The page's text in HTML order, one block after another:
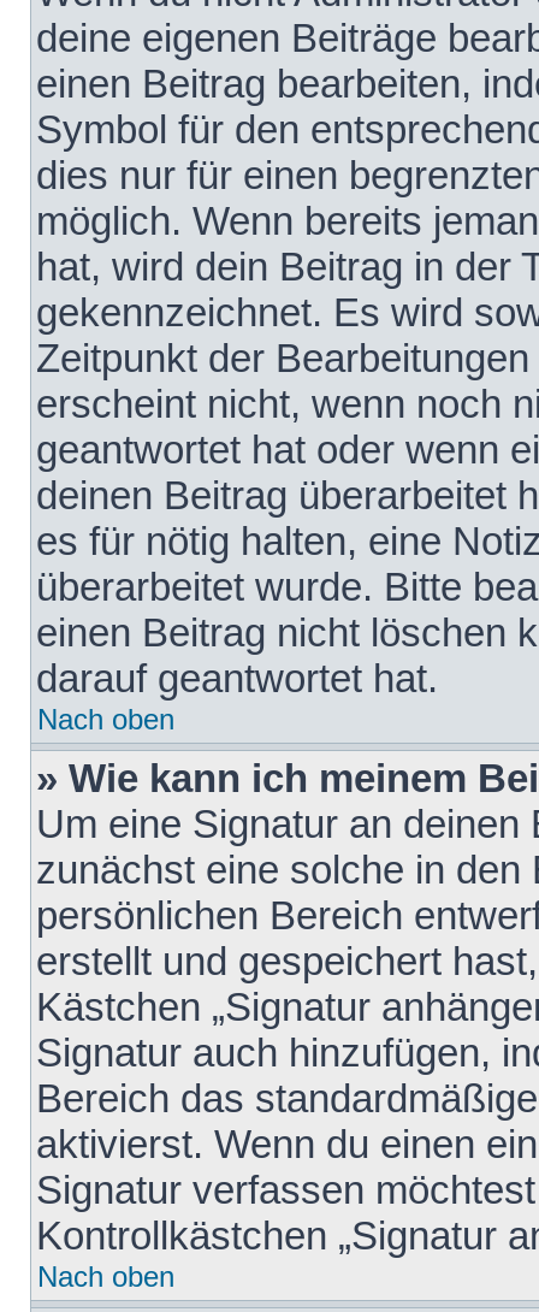
deine eigenen Beiträge
einen Beitrag bearbeiten,
Symbol für den
dies nur für einen
möglich. Wenn bereits
hat, wird dein Beitrag in der
gekennzeichnet. Es wird
Zeitpunkt der
erscheint nicht, wenn noch
geantwortet hat oder wenn
deinen Beitrag überarbeitet
es für nötig halten, eine
überarbeitet wurde. Bitte
einen Beitrag nicht löschen
darauf geantwortet hat.
Nach oben
» Wie kann ich meinem
Um eine Signatur an
zunächst eine solche in den
persönlichen Bereich
erstellt und gespeichert
Kästchen „Signatur
Signatur auch hinzufügen,
Bereich das
aktivierst. Wenn du einen
Signatur verfassen
Kontrollkästchen „Signatur
Nach oben